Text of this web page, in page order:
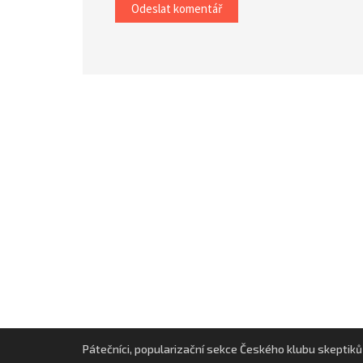
Pátečníci, popularizační sekce Českého klubu